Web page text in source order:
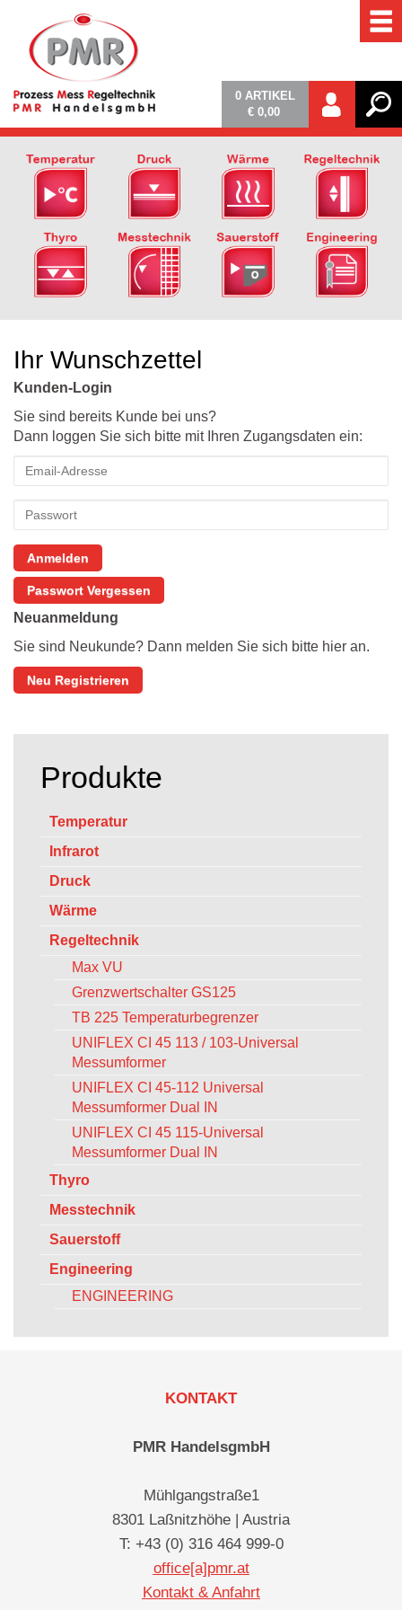
0 ARTIKEL
€ 0,00
Ihr Wunschzettel
Kunden-Login
Sie sind bereits Kunde bei uns?
Dann loggen Sie sich bitte mit Ihren Zugangsdaten ein:
Anmelden
Passwort Vergessen
Neuanmeldung
Sie sind Neukunde? Dann melden Sie sich bitte hier an.
Neu Registrieren
Produkte
Temperatur
Infrarot
Druck
Wärme
Regeltechnik
Max VU
Grenzwertschalter GS125
TB 225 Temperaturbegrenzer
UNIFLEX CI 45 113 / 103-Universal
Messumformer
UNIFLEX CI 45-112 Universal
Messumformer Dual IN
UNIFLEX CI 45 115-Universal
Messumformer Dual IN
Thyro
Messtechnik
Sauerstoff
Engineering
ENGINEERING
KONTAKT
PMR HandelsgmbH
Mühlgangstraße1
8301 Laßnitzhöhe | Austria
T: +43 (0) 316 464 999-0
office[a]pmr.at
Kontakt & Anfahrt